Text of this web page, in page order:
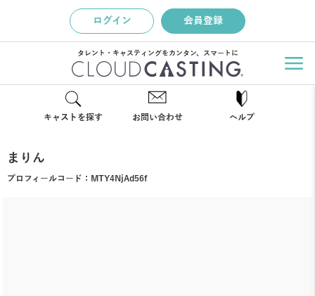
ログイン 会員登録
タレント・キャスティングをカンタン、スマートに
キャストを探す お問い合わせ ヘルプ
まりん
プロフィールコード： MTY4NjAd56f